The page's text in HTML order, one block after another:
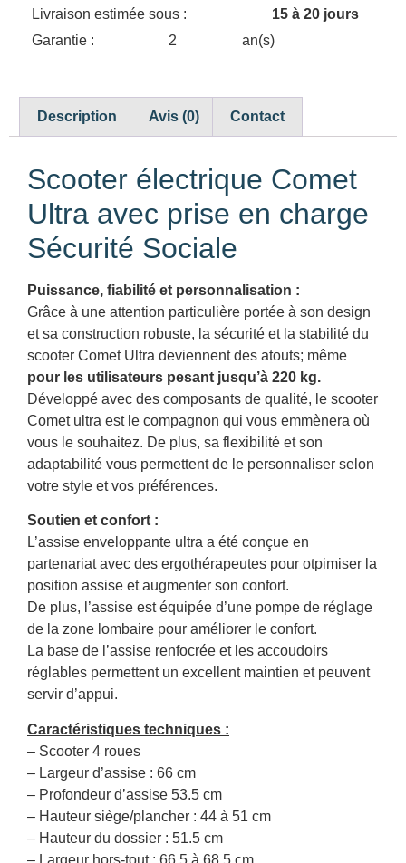
Livraison estimée sous :
15 à 20 jours
Garantie :
2 an(s)
Description Avis (0) Contact
Scooter électrique Comet
Ultra avec prise en charge
Sécurité Sociale
Puissance, fiabilité et personnalisation :
Grâce à une attention particulière portée à son design
et sa construction robuste, la sécurité et la stabilité du
scooter Comet Ultra deviennent des atouts; même
pour les utilisateurs pesant jusqu’à 220 kg.
Développé avec des composants de qualité, le scooter
Comet ultra est le compagnon qui vous emmènera où
vous le souhaitez. De plus, sa flexibilité et son
adaptabilité vous permettent de le personnaliser selon
votre style et vos préférences.
Soutien et confort :
L’assise enveloppante ultra a été conçue en
partenariat avec des ergothérapeutes pour otpimiser la
position assise et augmenter son confort.
De plus, l’assise est équipée d’une pompe de réglage
de la zone lombaire pour améliorer le confort.
La base de l’assise renfocrée et les accoudoirs
réglables permettent un excellent maintien et peuvent
servir d’appui.
Caractéristiques techniques :
– Scooter 4 roues
– Largeur d’assise : 66 cm
– Profondeur d’assise 53.5 cm
– Hauteur siège/plancher : 44 à 51 cm
– Hauteur du dossier : 51.5 cm
– Largeur hors-tout : 66,5 à 68,5 cm